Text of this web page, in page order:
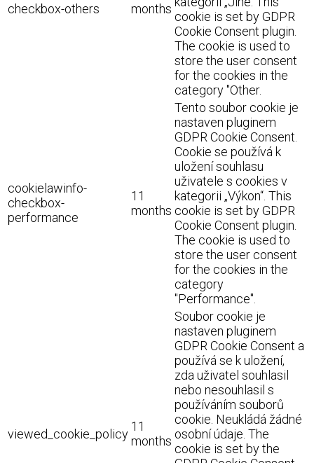
checkbox-others
months
cookie is set by GDPR
Cookie Consent plugin.
The cookie is used to
store the user consent
for the cookies in the
category "Other.
cookielawinfo-
checkbox-
performance
11
months
Tento soubor cookie je
nastaven pluginem
GDPR Cookie Consent.
Cookie se používá k
uložení souhlasu
uživatele s cookies v
kategorii „Výkon“. This
cookie is set by GDPR
Cookie Consent plugin.
The cookie is used to
store the user consent
for the cookies in the
category
"Performance".
viewed_cookie_policy
11
months
Soubor cookie je
nastaven pluginem
GDPR Cookie Consent a
používá se k uložení,
zda uživatel souhlasil
nebo nesouhlasil s
používáním souborů
cookie. Neukládá žádné
osobní údaje. The
cookie is set by the